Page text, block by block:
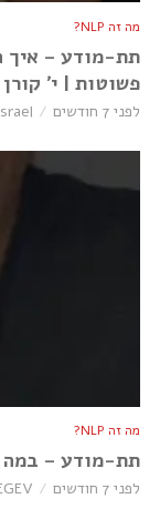
מה זה NLP?
תת-מודע – איך
פשוטות | י׳ קורן
לפני 7 חודשים
מה זה NLP?
תת-מודע – במה
לפני 7 חודשים